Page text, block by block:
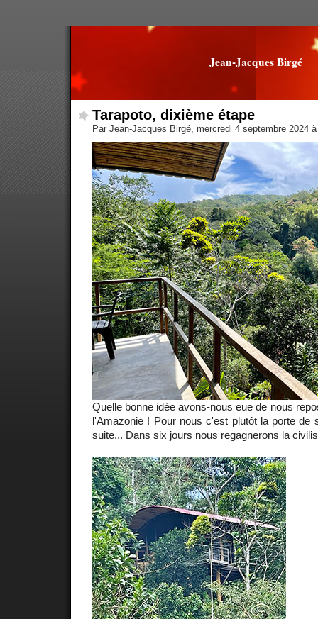
Jean-Jacques Birgé
Tarapoto, dixième étape
Par Jean-Jacques Birgé, mercredi 4 septembre 2024
Quelle bonne idée avons-nous eue de nous
l'Amazonie ! Pour nous c'est plutôt la porte de
suite... Dans six jours nous regagnerons la